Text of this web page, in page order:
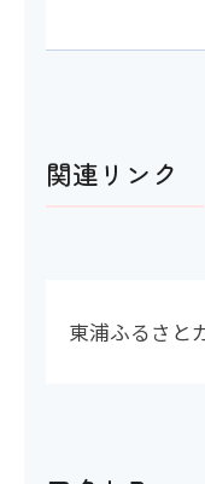
関連リンク
東浦ふるさと